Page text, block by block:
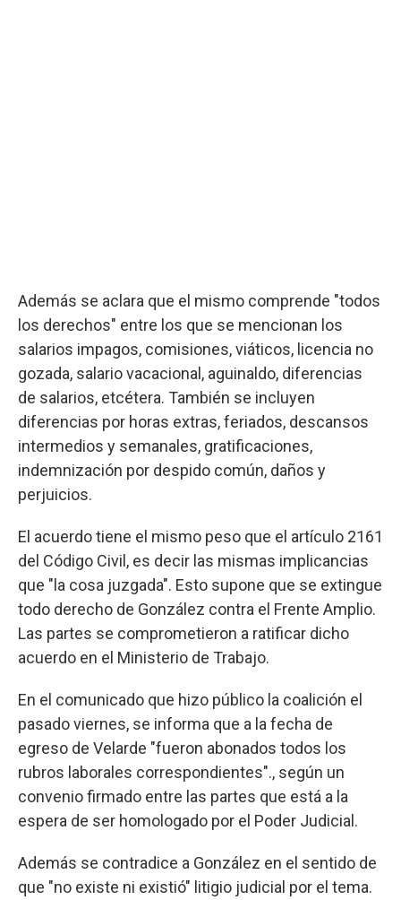
Además se aclara que el mismo comprende "todos
los derechos" entre los que se mencionan los
salarios impagos, comisiones, viáticos, licencia no
gozada, salario vacacional, aguinaldo, diferencias
de salarios, etcétera. También se incluyen
diferencias por horas extras, feriados, descansos
intermedios y semanales, gratificaciones,
indemnización por despido común, daños y
perjuicios.
El acuerdo tiene el mismo peso que el artículo 2161
del Código Civil, es decir las mismas implicancias
que "la cosa juzgada". Esto supone que se extingue
todo derecho de González contra el Frente Amplio.
Las partes se comprometieron a ratificar dicho
acuerdo en el Ministerio de Trabajo.
En el comunicado que hizo público la coalición el
pasado viernes, se informa que a la fecha de
egreso de Velarde "fueron abonados todos los
rubros laborales correspondientes"., según un
convenio firmado entre las partes que está a la
espera de ser homologado por el Poder Judicial.
Además se contradice a González en el sentido de
que "no existe ni existió" litigio judicial por el tema.